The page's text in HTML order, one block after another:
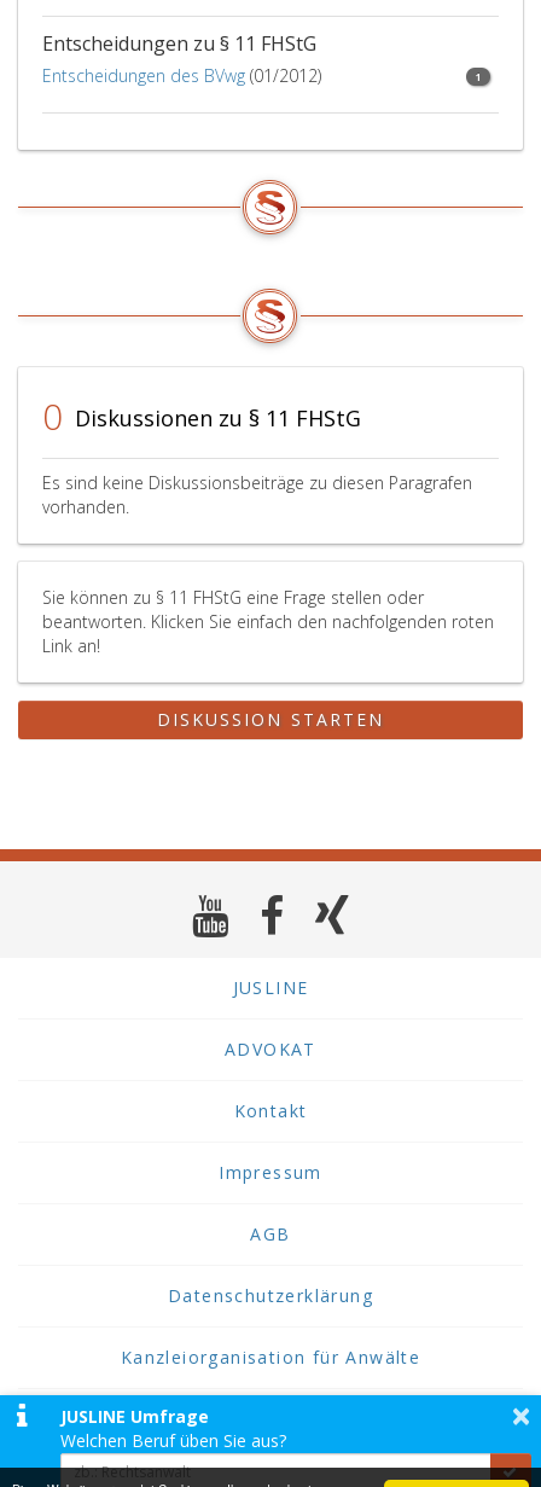
Entscheidungen zu § 11 FHStG
Entscheidungen des BVwg (01/2012) 1
0 Diskussionen zu § 11 FHStG
Es sind keine Diskussionsbeiträge zu diesen Paragrafen
vorhanden.
Sie können zu § 11 FHStG eine Frage stellen oder
beantworten. Klicken Sie einfach den nachfolgenden roten
Link an!
DISKUSSION STARTEN
JUSLINE
ADVOKAT
Kontakt
Impressum
AGB
Datenschutzerklärung
Kanzleiorganisation für Anwälte
JUSLINE® ist eine Marke der ADVOKAT
Unternehmensberatung Greiter & Greiter GmbH.
×
JUSLINE Umfrage
Welchen Beruf üben Sie aus?